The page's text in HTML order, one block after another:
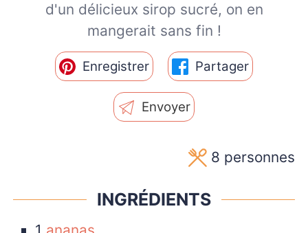
d'un délicieux sirop sucré, on en
mangerait sans fin !
Enregistrer Partager
Envoyer
8 personnes
INGRÉDIENTS